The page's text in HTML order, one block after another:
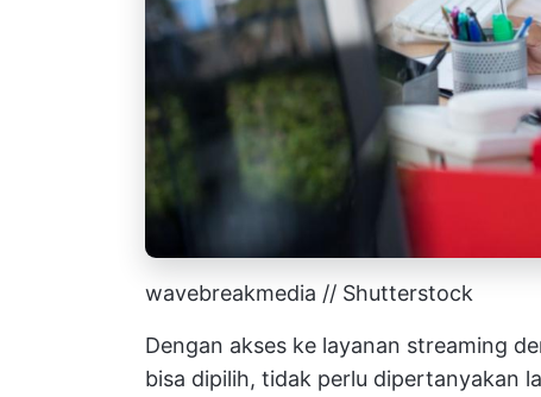
wavebreakmedia // Shutterstock
Dengan akses ke layanan streaming
bisa dipilih, tidak perlu dipertanyakan